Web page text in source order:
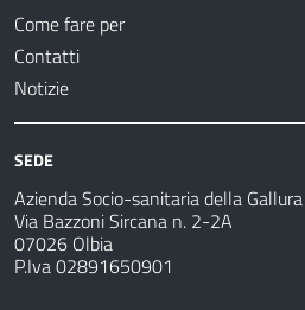
Come fare per
Contatti
Notizie
SEDE
Azienda Socio-sanitaria della Gallura
Via Bazzoni Sircana n. 2-2A
07026 Olbia
P.Iva 02891650901